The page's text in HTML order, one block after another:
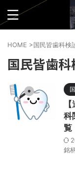
HOME >国民皆歯科検
国民皆歯
銘